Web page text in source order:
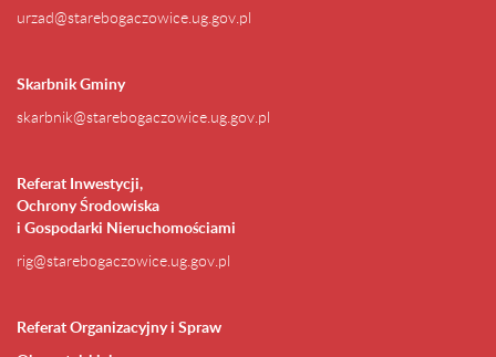
urzad@starebogaczowice.ug.gov.pl
Skarbnik Gminy
skarbnik@starebogaczowice.ug.gov.pl
Referat Inwestycji,
Ochrony Środowiska
i Gospodarki Nieruchomościami
rig@starebogaczowice.ug.gov.pl
Referat Organizacyjny i Spraw